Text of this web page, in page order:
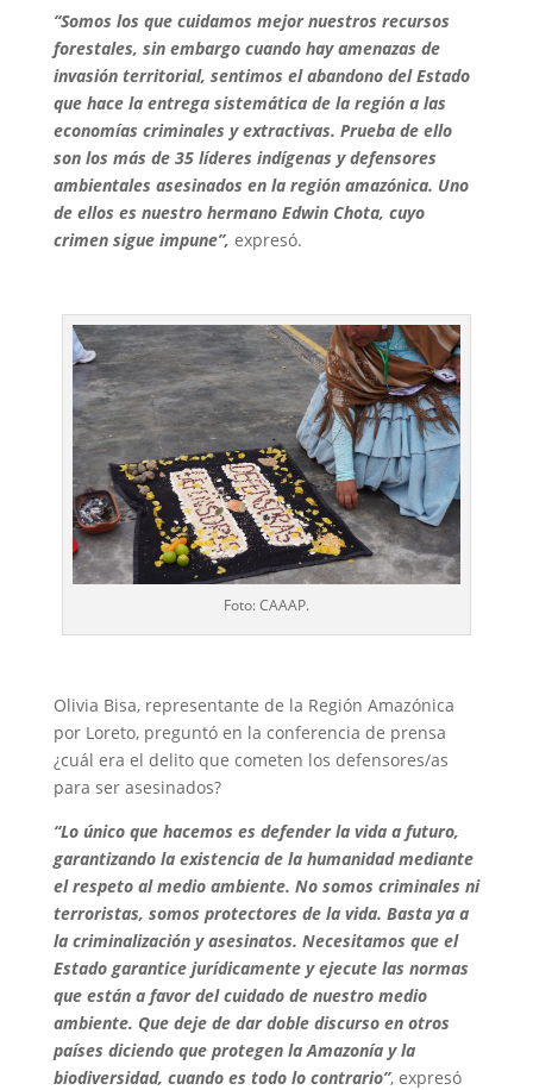
“Somos los que cuidamos mejor nuestros recursos
forestales, sin embargo cuando hay amenazas de
invasión territorial, sentimos el abandono del Estado
que hace la entrega sistemática de la región a las
economías criminales y extractivas. Prueba de ello
son los más de 35 líderes indígenas y defensores
ambientales asesinados en la región amazónica. Uno
de ellos es nuestro hermano Edwin Chota, cuyo
crimen sigue impune”, expresó.
Foto: CAAAP.
Olivia Bisa, representante de la Región Amazónica
por Loreto, preguntó en la conferencia de prensa
¿cuál era el delito que cometen los defensores/as
para ser asesinados?
“Lo único que hacemos es defender la vida a futuro,
garantizando la existencia de la humanidad mediante
el respeto al medio ambiente. No somos criminales ni
terroristas, somos protectores de la vida. Basta ya a
la criminalización y asesinatos. Necesitamos que el
Estado garantice jurídicamente y ejecute las normas
que están a favor del cuidado de nuestro medio
ambiente. Que deje de dar doble discurso en otros
países diciendo que protegen la Amazonía y la
biodiversidad, cuando es todo lo contrario”, expresó